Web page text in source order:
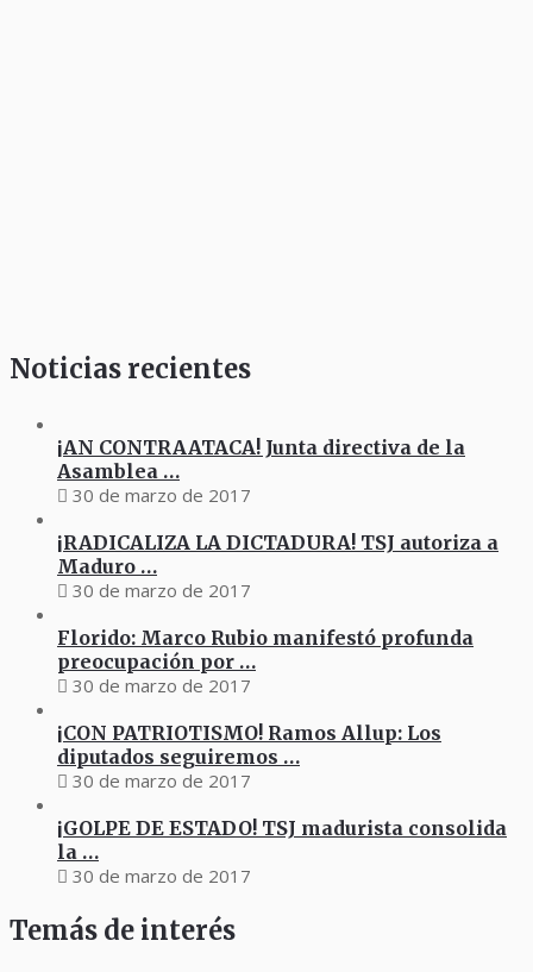
Noticias recientes
¡AN CONTRAATACA! Junta directiva de la
Asamblea …
30 de marzo de 2017
¡RADICALIZA LA DICTADURA! TSJ autoriza a
Maduro …
30 de marzo de 2017
Florido: Marco Rubio manifestó profunda
preocupación por …
30 de marzo de 2017
¡CON PATRIOTISMO! Ramos Allup: Los
diputados seguiremos …
30 de marzo de 2017
¡GOLPE DE ESTADO! TSJ madurista consolida
la …
30 de marzo de 2017
Temás de interés